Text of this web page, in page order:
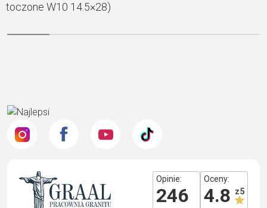
toczone W10 14.5×28)
Opinie:
246
Oceny:
4.8 z 5